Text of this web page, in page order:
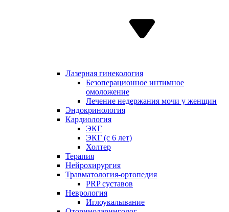
Лазерная гинекология
Безоперационное интимное
омоложение
Лечение недержания мочи у женщин
Эндокринология
Кардиология
ЭКГ
ЭКГ (с 6 лет)
Холтер
Терапия
Нейрохирургия
Травматология-ортопедия
PRP суставов
Неврология
Иглоукалывание